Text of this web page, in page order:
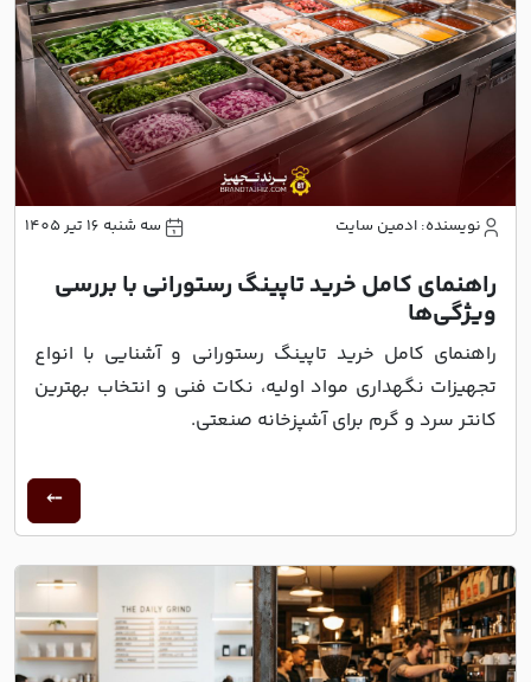
نویسنده: ادمین سایت سه شنبه 16 تیر 1405
راهنمای کامل خرید تاپینگ رستورانی با بررسی
ویژگی‌ها
راهنمای کامل خرید تاپینگ رستورانی و آشنایی با انواع
تجهیزات نگهداری مواد اولیه، نکات فنی و انتخاب بهترین
کانتر سرد و گرم برای آشپزخانه صنعتی.